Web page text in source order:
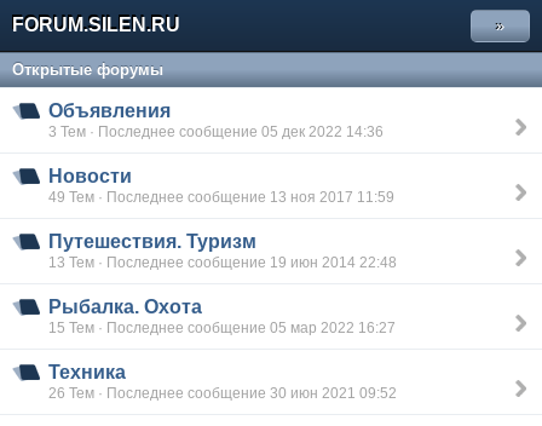
FORUM.SILEN.RU »
Открытые форумы
Объявления
3 Тем · Последнее сообщение 05 дек 2022 14:36
Новости
49 Тем · Последнее сообщение 13 ноя 2017 11:59
Путешествия. Туризм
13 Тем · Последнее сообщение 19 июн 2014 22:48
Рыбалка. Охота
15 Тем · Последнее сообщение 05 мар 2022 16:27
Техника
26 Тем · Последнее сообщение 30 июн 2021 09:52